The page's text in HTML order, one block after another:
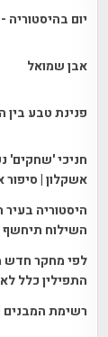
יום בהיסטוריה
אבן שמואל
פנינת טבע בין
חניכי 'שחקים'
אשקלון | סיפור
היסטוריה
השילוח
התפילין כלל
רשימת המבנים